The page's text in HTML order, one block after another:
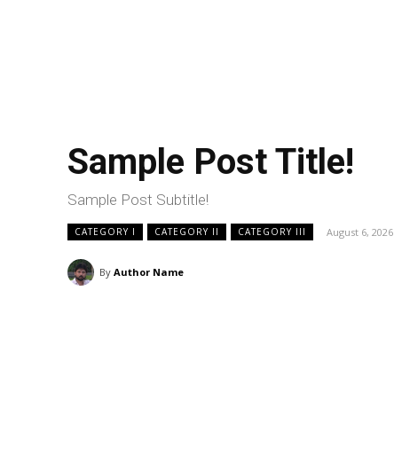
Sample Post Title!
Sample Post Subtitle!
CATEGORY I CATEGORY II CATEGORY III August 6, 2026
By Author Name